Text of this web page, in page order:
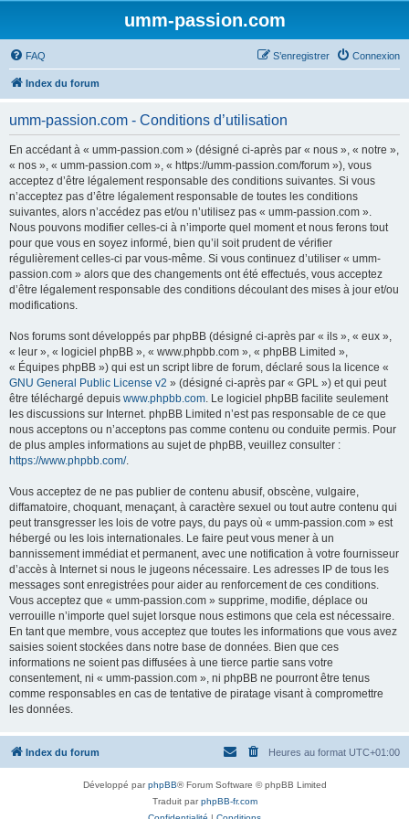
umm-passion.com
FAQ Connexion
S’enregistrer
Index du forum
umm-passion.com - Conditions d’utilisation
En accédant à « umm-passion.com » (désigné ci-après par « nous », « notre »,
« nos », « umm-passion.com », « https://umm-passion.com/forum »), vous
acceptez d’être légalement responsable des conditions suivantes. Si vous
n’acceptez pas d’être légalement responsable de toutes les conditions
suivantes, alors n’accédez pas et/ou n’utilisez pas « umm-passion.com ».
Nous pouvons modifier celles-ci à n’importe quel moment et nous ferons tout
pour que vous en soyez informé, bien qu’il soit prudent de vérifier
régulièrement celles-ci par vous-même. Si vous continuez d’utiliser « umm-
passion.com » alors que des changements ont été effectués, vous acceptez
d’être légalement responsable des conditions découlant des mises à jour et/ou
modifications.
Nos forums sont développés par phpBB (désigné ci-après par « ils », « eux »,
« leur », « logiciel phpBB », « www.phpbb.com », « phpBB Limited »,
« Équipes phpBB ») qui est un script libre de forum, déclaré sous la licence «
GNU General Public License v2 » (désigné ci-après par « GPL ») et qui peut
être téléchargé depuis www.phpbb.com. Le logiciel phpBB facilite seulement
les discussions sur Internet. phpBB Limited n’est pas responsable de ce que
nous acceptons ou n’acceptons pas comme contenu ou conduite permis. Pour
de plus amples informations au sujet de phpBB, veuillez consulter :
https://www.phpbb.com/.
Vous acceptez de ne pas publier de contenu abusif, obscène, vulgaire,
diffamatoire, choquant, menaçant, à caractère sexuel ou tout autre contenu qui
peut transgresser les lois de votre pays, du pays où « umm-passion.com » est
hébergé ou les lois internationales. Le faire peut vous mener à un
bannissement immédiat et permanent, avec une notification à votre fournisseur
d’accès à Internet si nous le jugeons nécessaire. Les adresses IP de tous les
messages sont enregistrées pour aider au renforcement de ces conditions.
Vous acceptez que « umm-passion.com » supprime, modifie, déplace ou
verrouille n’importe quel sujet lorsque nous estimons que cela est nécessaire.
En tant que membre, vous acceptez que toutes les informations que vous avez
saisies soient stockées dans notre base de données. Bien que ces
informations ne soient pas diffusées à une tierce partie sans votre
consentement, ni « umm-passion.com », ni phpBB ne pourront être tenus
comme responsables en cas de tentative de piratage visant à compromettre
les données.
Index du forum Heures au format UTC+01:00
Développé parphpBB® Forum Software © phpBB Limited
Traduit parphpBB-fr.com